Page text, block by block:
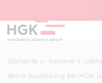
Zum Inhalt
Startseite Karriere
deine Ausbildung bei HGK